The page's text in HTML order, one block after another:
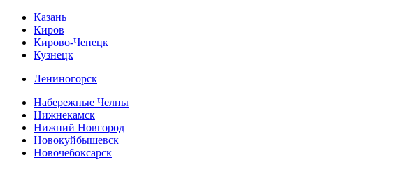
Казань
Киров
Кирово-Чепецк
Кузнецк
Лениногорск
Набережные Челны
Нижнекамск
Нижний Новгород
Новокуйбышевск
Новочебоксарск